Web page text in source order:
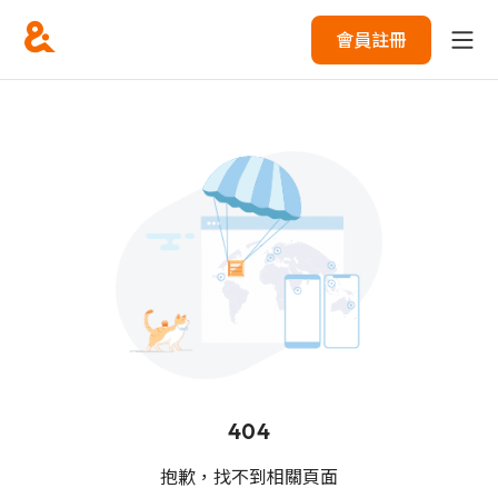
會員註冊
404
抱歉，找不到相關頁面